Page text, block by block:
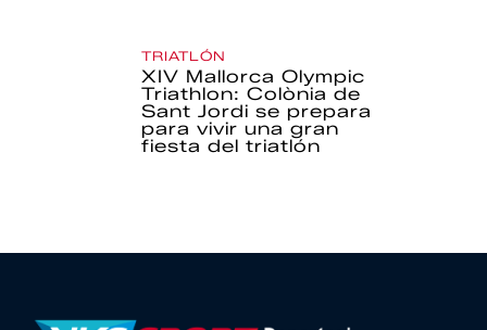
TRIATLÓN
XIV Mallorca Olympic
Triathlon: Colònia de
Sant Jordi se prepara
para vivir una gran
fiesta del triatlón